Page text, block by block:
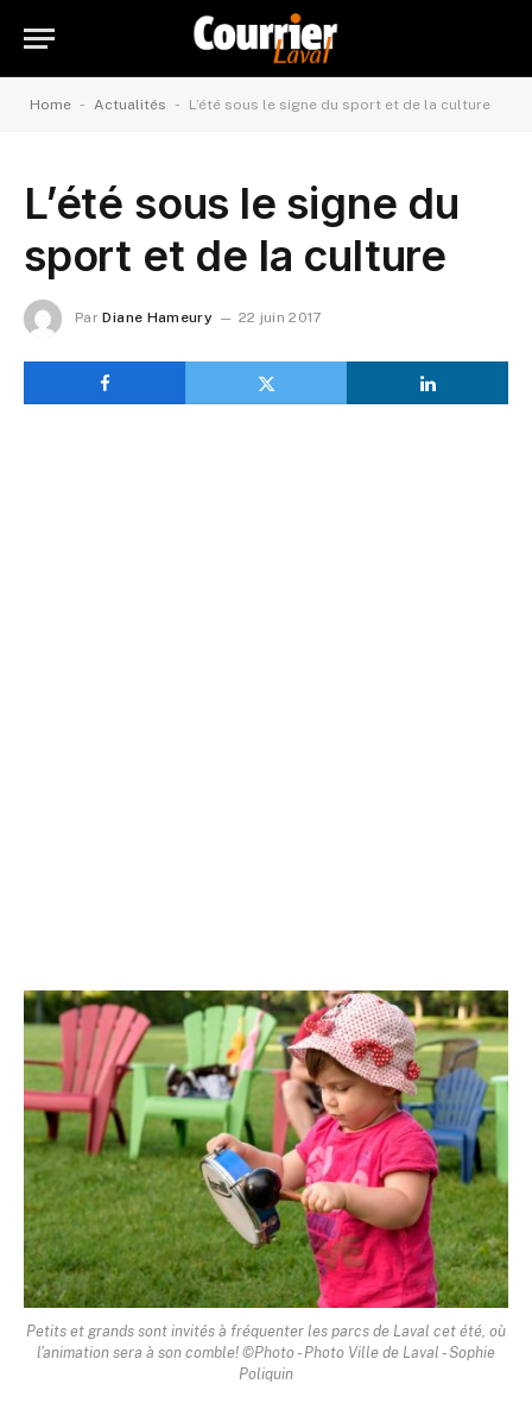
Home - Actualités - L’été sous le signe du sport et de la culture
L’été sous le signe du
sport et de la culture
Par Diane Hameury 22 juin 2017
Petits et grands sont invités à fréquenter les parcs de Laval cet été, où
l'animation sera à son comble! ©Photo - Photo Ville de Laval - Sophie
Poliquin